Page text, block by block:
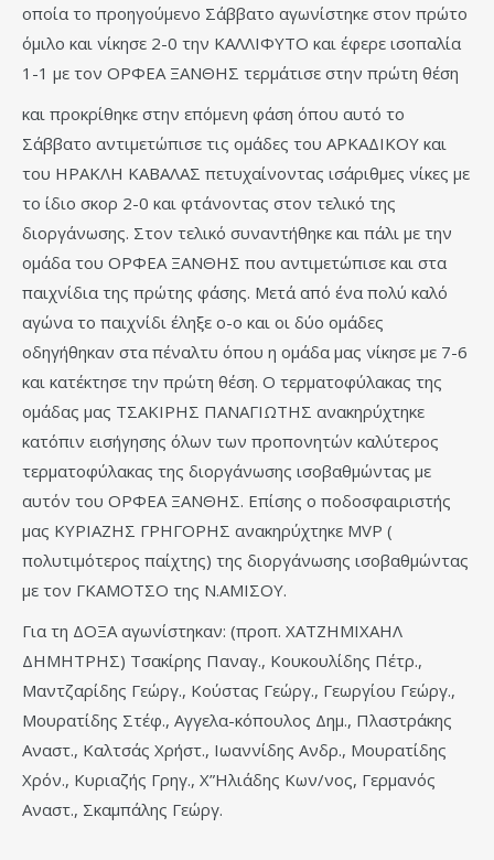
οποία το προηγούμενο Σάββατο αγωνίστηκε στον πρώτο
όμιλο και νίκησε 2-0 την ΚΑΛΛΙΦΥΤΟ και έφερε ισοπαλία
1-1 με τον ΟΡΦΕΑ ΞΑΝΘΗΣ τερμάτισε στην πρώτη θέση
και προκρίθηκε στην επόμενη φάση όπου αυτό το
Σάββατο αντιμετώπισε τις ομάδες του ΑΡΚΑΔΙΚΟΥ και
του ΗΡΑΚΛΗ ΚΑΒΑΛΑΣ πετυχαίνοντας ισάριθμες νίκες με
το ίδιο σκορ 2-0 και φτάνοντας στον τελικό της
διοργάνωσης. Στον τελικό συναντήθηκε και πάλι με την
ομάδα του ΟΡΦΕΑ ΞΑΝΘΗΣ που αντιμετώπισε και στα
παιχνίδια της πρώτης φάσης. Μετά από ένα πολύ καλό
αγώνα το παιχνίδι έληξε ο-ο και οι δύο ομάδες
οδηγήθηκαν στα πέναλτυ όπου η ομάδα μας νίκησε με 7-6
και κατέκτησε την πρώτη θέση. Ο τερματοφύλακας της
ομάδας μας ΤΣΑΚΙΡΗΣ ΠΑΝΑΓΙΩΤΗΣ ανακηρύχτηκε
κατόπιν εισήγησης όλων των προπονητών καλύτερος
τερματοφύλακας της διοργάνωσης ισοβαθμώντας με
αυτόν του ΟΡΦΕΑ ΞΑΝΘΗΣ. Επίσης ο ποδοσφαιριστής
μας ΚΥΡΙΑΖΗΣ ΓΡΗΓΟΡΗΣ ανακηρύχτηκε MVP (
πολυτιμότερος παίχτης) της διοργάνωσης ισοβαθμώντας
με τον ΓΚΑΜΟΤΣΟ της Ν.ΑΜΙΣΟΥ.
Για τη ΔΟΞΑ αγωνίστηκαν: (προπ. ΧΑΤΖΗΜΙΧΑΗΛ
ΔΗΜΗΤΡΗΣ) Τσακίρης Παναγ., Κουκουλίδης Πέτρ.,
Μαντζαρίδης Γεώργ., Κούστας Γεώργ., Γεωργίου Γεώργ.,
Μουρατίδης Στέφ., Αγγελα-κόπουλος Δημ., Πλαστράκης
Αναστ., Καλτσάς Χρήστ., Ιωαννίδης Ανδρ., Μουρατίδης
Χρόν., Κυριαζής Γρηγ., Χ”Ηλιάδης Κων/νος, Γερμανός
Αναστ., Σκαμπάλης Γεώργ.